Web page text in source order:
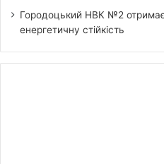
Городоцький НВК №2
енергетичну стійкість